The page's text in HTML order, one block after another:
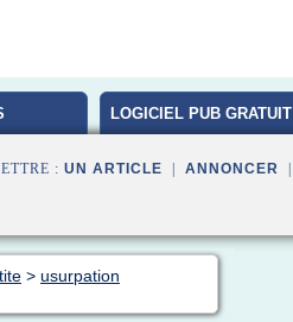
LOGICIEL PUB GRATUIT
: UN ARTICLE ANNONCER
> usurpation